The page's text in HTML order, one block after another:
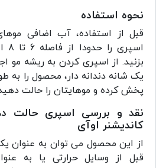
نحوه استفاده
قبل از استفاده، آب اضافی
بزنید. از اسپری کردن به ریشه مو
یک شانه دندانه دار، محصول را به
پخش کرده و موهایتان را حالت
نقد و بررسی اسپری حالت
کاندیشنر اوآی
از این محصول می توان به عنوان
قبل از وسایل حرارتی یا به